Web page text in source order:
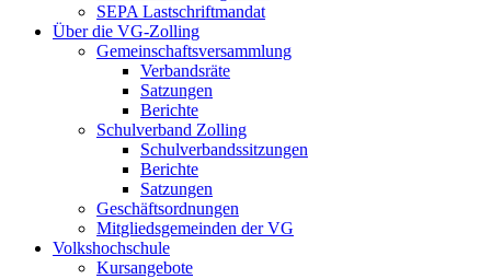
SEPA Lastschriftmandat
Über die VG-Zolling
Gemeinschaftsversammlung
Verbandsräte
Satzungen
Berichte
Schulverband Zolling
Schulverbandssitzungen
Berichte
Satzungen
Geschäftsordnungen
Mitgliedsgemeinden der VG
Volkshochschule
Kursangebote